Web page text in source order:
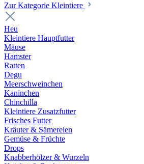
Zur Kategorie Kleintiere
Heu
Kleintiere Hauptfutter
Mäuse
Hamster
Ratten
Degu
Meerschweinchen
Kaninchen
Chinchilla
Kleintiere Zusatzfutter
Frisches Futter
Kräuter & Sämereien
Gemüse & Früchte
Drops
Knabberhölzer & Wurzeln